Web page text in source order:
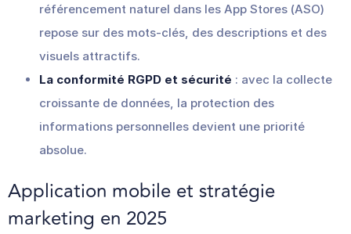
référencement naturel dans les App Stores (ASO)
repose sur des mots-clés, des descriptions et des
visuels attractifs.
La conformité RGPD et sécurité : avec la collecte
croissante de données, la protection des
informations personnelles devient une priorité
absolue.
Application mobile et stratégie
marketing en 2025